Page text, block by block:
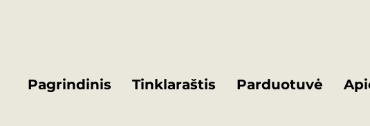
Pagrindinis Tinklaraštis Parduotuvė